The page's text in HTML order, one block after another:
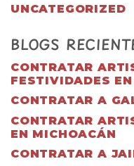
UNCATEGORIZED
BLOGS
CONTRATAR
FESTIVIDADES
CONTRATAR A
CONTRATAR
EN MICHOACÁN
CONTRATAR A